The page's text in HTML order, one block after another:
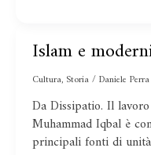
Islam e
Cultura, Storia/Daniele Perra
Da Dissipatio. Il
Muhammad Iqbal è
principali fonti di
Islam
modernità